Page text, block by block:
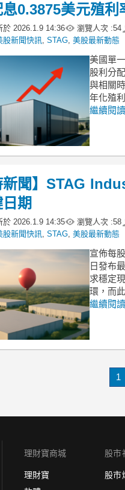
0.3875美元殖利
於 2026.1.9 14:36 瀏覽人次 :54
股新聞快訊 STAG 美股最新動態
美國單
股利分
與相關
年化殖
繼續閱
新聞】STAG
期
於 2026.1.9 14:35 瀏覽人次 :58
股新聞快訊 STAG 美股最新動態
宣佈每
日發布
求穩定
環，而
繼續閱
1
理財寶商城
理財寶
股市
股市